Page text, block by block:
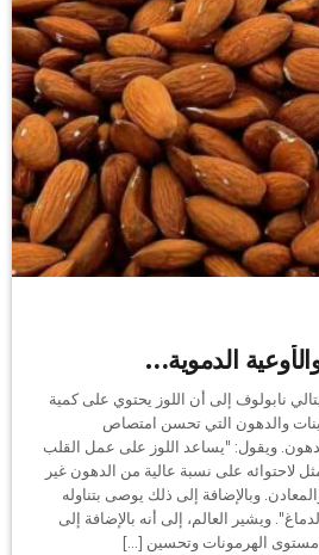
الدموية…
نابولوف إلى أن اللوز يحتوي على كمية
والدهون التي تحسن امتصاص
ويقول: "يساعد اللوز على عمل القلب
لاحتوائه على نسبة عالية من الدهون غير
وبالإضافة إلى ذلك يوصى بتناوله
ويشير العالم، إلى أنه بالإضافة إلى
مستوى الهرمونات وتحسين […]